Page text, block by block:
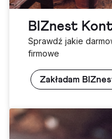
BIZnest
Sprawdź jakie
firmowe
Zakładam